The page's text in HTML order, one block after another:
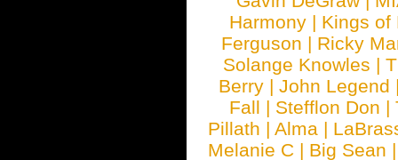
Harmony | Kings of
Ferguson | Ricky
Solange Knowles |
Berry |John Legend
Fall | Stefflon Don |
Pillath |Alma |
Melanie C | Big Sean